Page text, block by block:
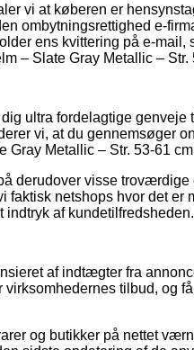
vi at køberen er
ombytningsrettighed e-
ens kvittering på e-
– Slate Gray Metallic –
ultra fordelagtige
vi, at du gennemsøger
Gray Metallic – Str. 53-61
derudover visse
faktisk netshops hvor det
indtryk af kundetilfredsheden.
af indtægter fra
virksomhedernes tilbud, og
og butikker på nettet